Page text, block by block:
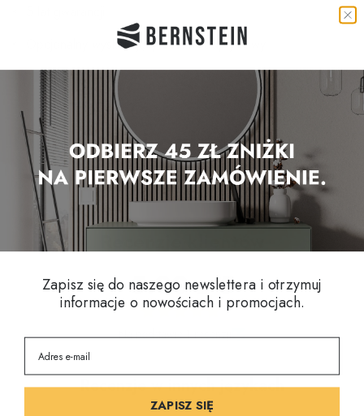
Opcjonalny wyskakujący zestaw odpływowy
Inni klienci oglądali
5.00 z 5
Na podstawie 1 recenzji
Recenzje w innych językach
Zapisz się do naszego newslettera i otrzymuj
informacje o nowościach i promocjach.
ZAPISZ SIĘ